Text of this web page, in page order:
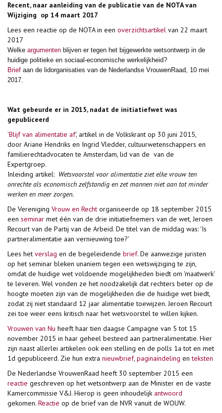
Recent, naar aanleiding van de publicatie van de NOTA van
Wijziging op 14 maart 2017
Lees een reactie op de NOTA in een overzichtsartikel van 22 maart
2017
Welke argumenten blijven er tegen het bijgewerkte wetsontwerp in de
huidige politieke en sociaal-economische werkelijkheid?
Brief aan de lidorganisaties van de Nederlandse VrouwenRaad, 10 mei
2017.
Wat gebeurde er in 2015, nadat de initiatiefwet was
gepubliceerd
'Blijf van alimentatie af', artikel in de Volkskrant op 30 juni 2015,
door Ariane Hendriks en Ingrid Vledder, cultuurwetenschappers en
familierechtadvocaten te Amsterdam, lid van de van de
Expertgroep.
Inleiding artikel: Wetsvoorstel voor alimentatie ziet elke vrouw ten
onrechte als economisch zelfstandig en zet mannen niet aan tot minder
werken en meer zorgen.
De Vereniging Vrouw en Recht organiseerde op 18 september 2015
een seminar met één van de drie initiatiefnemers van de wet, Jeroen
Recourt van de Partij van de Arbeid. De titel van de middag was: 'Is
partneralimentatie aan vernieuwing toe?'
Lees het verslag en de begeleidende brief. De aanwezige juristen
op het seminar bleken unaniem tegen een wetswijziging te zijn,
omdat de huidige wet voldoende mogelijkheden biedt om 'maatwerk'
te leveren. Wel vonden ze het noodzakelijk dat rechters beter op de
hoogte moeten zijn van de mogelijkheden die de huidige wet biedt,
zodat zij niet standaard 12 jaar alimentatie toewijzen. Jeroen Recourt
zei toe weer eens kritisch naar het wetsvoorstel te willen kijken.
Vrouwen van Nu heeft haar tien daagse Campagne van 5 tot 15
november 2015 in haar geheel besteed aan partneralimentatie. Hier
zijn naast allerlei artikelen ook een stelling en de polls 1a tot en met
1d gepubliceerd. Zie hun extra nieuwbrief, paginaindeling enteksten
De Nederlandse VrouwenRaad heeft 30 september 2015 een
reactie geschreven op het wetsontwerp aan de Minister en de vaste
Kamercommissie V&J. Hierop is geen inhoudelijk antwoord
gekomen. Reactie op de brief van de NVR vanuit de WOUW.